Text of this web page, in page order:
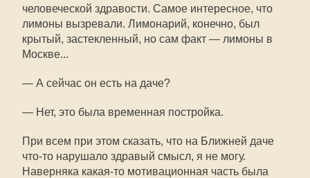
человеческой здравости. Самое интересное, что
лимоны вызревали. Лимонарий, конечно, был
крытый, застекленный, но сам факт — лимоны в
Москве...
— А сейчас он есть на даче?
— Нет, это была временная постройка.
При всем при этом сказать, что на Ближней даче
что-то нарушало здравый смысл, я не могу.
Наверняка какая-то мотивационная часть была